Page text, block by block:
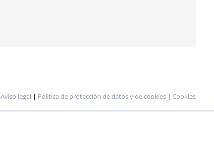
Aviso legal | Política de protección de datos y de cookies | Cookies